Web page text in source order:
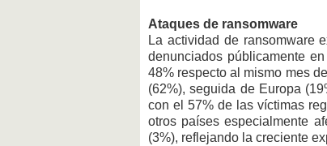
Ataques de ransomware
La actividad de ransomware
denunciados públicamente
48% respecto al mismo mes
(62%), seguida de Europa
con el 57% de las víctimas
otros países especialmente
(3%), reflejando la creciente